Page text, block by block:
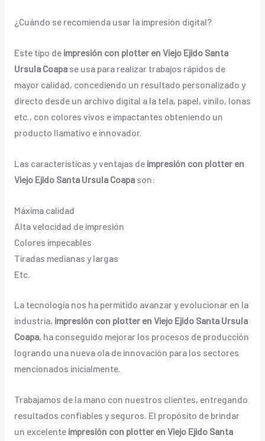
¿Cuándo se recomienda usar la impresión digital?
Este tipo de impresión con plotter en Viejo Ejido Santa
Ursula Coapase usa para realizar trabajos rápidos de
mayor calidad, concediendo un resultado personalizado y
directo desde un archivo digital a la tela, papel, vinilo, lonas
etc., con colores vivos e impactantes obteniendo un
producto llamativo e innovador.
Las características y ventajas de impresión con plotter en
Viejo Ejido Santa Ursula Coapason:
Máxima calidad
Alta velocidad de impresión
Colores impecables
Tiradas medianas y largas
Etc.
La tecnología nos ha permitido avanzar y evolucionar en la
industria, impresión con plotter en Viejo Ejido Santa Ursula
Coapa, ha conseguido mejorar los procesos de producción
logrando una nueva ola de innovación para los sectores
mencionados inicialmente.
Trabajamos de la mano con nuestros clientes, entregando
resultados confiables y seguros. El propósito de brindar
un excelente impresión con plotter en Viejo Ejido Santa